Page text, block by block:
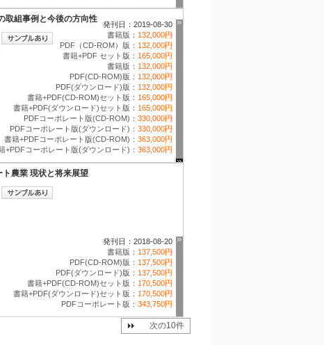
取組事例と今後の方向性
発刊日：2019-08-30
書籍版： 132,000円
PDF（CD-ROM）版： 132,000円
書籍+PDF セット版： 165,000円
書籍版： 132,000円
PDF(CD-ROM)版： 132,000円
PDF(ダウンロード)版： 132,000円
書籍+PDF(CD-ROM)セット版： 165,000円
書籍+PDF(ダウンロード)セット版： 165,000円
PDFコーポレート版(CD-ROM)： 330,000円
PDFコーポレート版(ダウンロード)： 330,000円
書籍+PDFコーポレート版(CD-ROM)： 363,000円
+PDFコーポレート版(ダウンロード)： 363,000円
ト農業 現状と将来展望
発刊日：2018-08-20
書籍版： 137,500円
PDF(CD-ROM)版： 137,500円
PDF(ダウンロード)版： 137,500円
書籍+PDF(CD-ROM)セット版： 170,500円
書籍+PDF(ダウンロード)セット版： 170,500円
PDFコーポレート版： 343,750円
次の10件